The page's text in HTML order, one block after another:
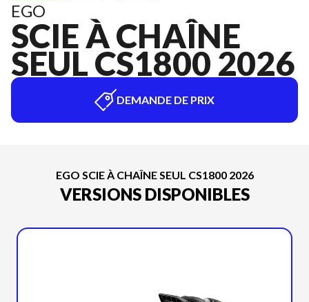
EGO
SCIE À CHAÎNE
SEUL CS1800 2026
DEMANDE DE PRIX
EGO SCIE À CHAÎNE SEUL CS1800 2026
VERSIONS DISPONIBLES